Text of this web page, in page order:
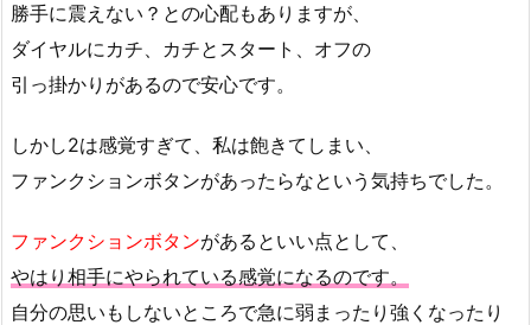
勝手に震えない？との心配もありますが、
ダイヤルにカチ、カチとスタート、オフの
引っ掛かりがあるので安心です。
しかし2は感覚すぎて、私は飽きてしまい、
ファンクションボタンがあったらなという気持ちでした。
ファンクションボタンがあるといい点として、
やはり相手にやられている感覚になるのです。
自分の思いもしないところで急に弱まったり強くなったり